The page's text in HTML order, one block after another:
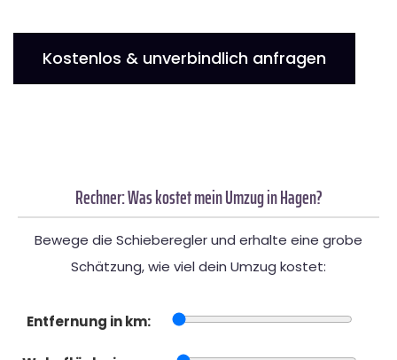
Kostenlos & unverbindlich anfragen
Rechner: Was kostet mein Umzug in Hagen?
Bewege die Schieberegler und erhalte eine grobe
Schätzung, wie viel dein Umzug kostet:
Entfernung in km: